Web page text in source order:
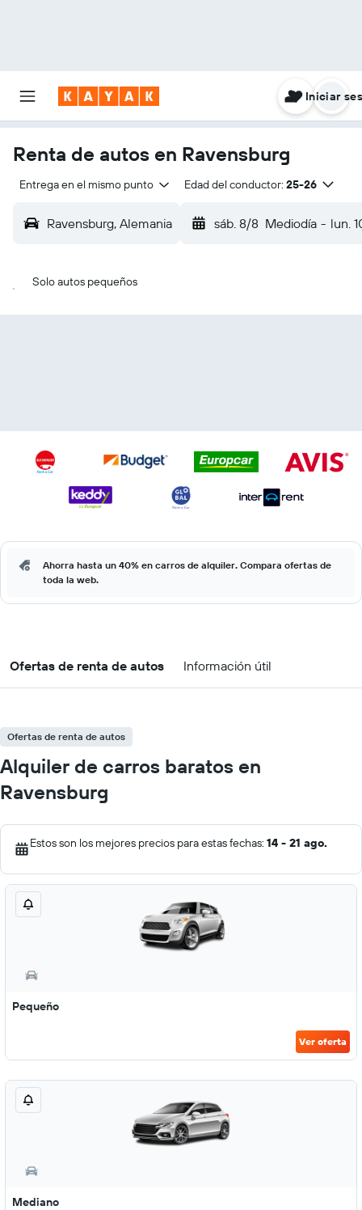
Iniciar
Renta de autos en Ravensburg
Entrega en el mismo punto Edad del conductor: 25-26
Ravensburg, Alemania sáb. 8/8 Mediodía - lun.
Solo autos pequeños
Ahorra hasta un 40% en carros de alquiler. Compara ofertas de
toda la web.
Ofertas de renta de autos Información útil
Ofertas de renta de autos
Alquiler de carros baratos en
Ravensburg
Estos son los mejores precios para estas fechas: 14 - 21 ago.
Pequeño
Ver oferta
Mediano